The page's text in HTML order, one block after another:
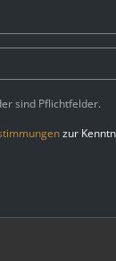
sind Pflichtfelder.
zur